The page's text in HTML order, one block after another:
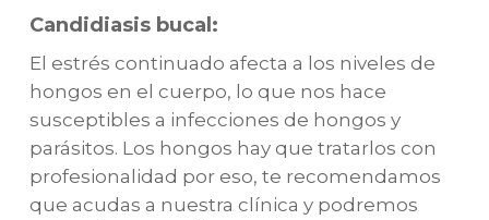
Candidiasis bucal:
El estrés continuado afecta a los niveles de
hongos en el cuerpo, lo que nos hace
susceptibles a infecciones de hongos y
parásitos. Los hongos hay que tratarlos con
profesionalidad por eso, te recomendamos
que acudas a nuestra clínica y podremos